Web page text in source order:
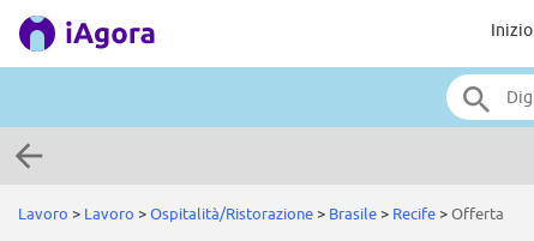
Inizio
Lavoro > Lavoro >Ospitalità/Ristorazione> Brasile> Recife>Offerta